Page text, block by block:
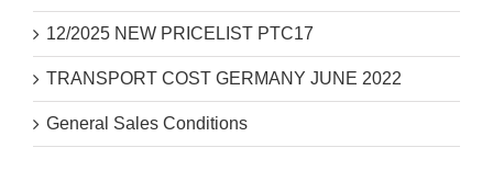
12/2025 NEW PRICELIST PTC17
TRANSPORT COST GERMANY JUNE 2022
General Sales Conditions